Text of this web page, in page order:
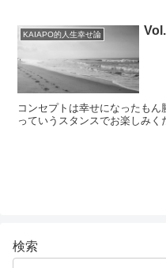
KAIAPO的人生幸せ論
コンセプトは幸せになったも
っていうスタンスでお楽しみく
検索